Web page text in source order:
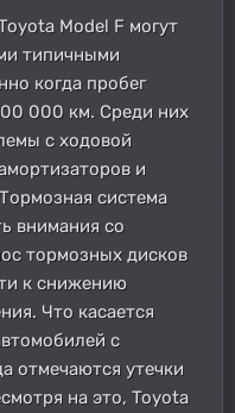
Model F могут
типичными
когда пробег
000 км. Среди них
с ходовой
и
система
внимания со
тормозных дисков
к снижению
Что касается
с
отмечаются утечки
на это, Toyota